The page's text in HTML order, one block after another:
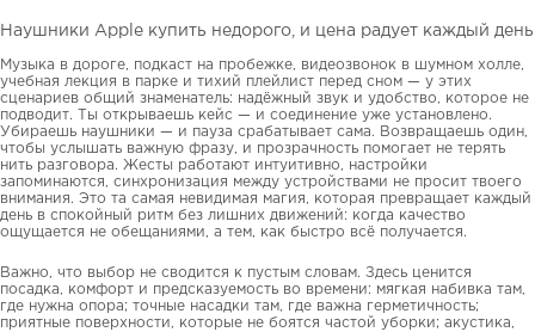
Наушники Apple купить недорого, и цена радует каждый день
Музыка в дороге, подкаст на пробежке, видеозвонок в шумном холле,
учебная лекция в парке и тихий плейлист перед сном — у этих
сценариев общий знаменатель: надёжный звук и удобство, которое не
подводит. Ты открываешь кейс — и соединение уже установлено.
Убираешь наушники — и пауза срабатывает сама. Возвращаешь один,
чтобы услышать важную фразу, и прозрачность помогает не терять
нить разговора. Жесты работают интуитивно, настройки
запоминаются, синхронизация между устройствами не просит твоего
внимания. Это та самая невидимая магия, которая превращает каждый
день в спокойный ритм без лишних движений: когда качество
ощущается не обещаниями, а тем, как быстро всё получается.
Важно, что выбор не сводится к пустым словам. Здесь ценится
посадка, комфорт и предсказуемость во времени: мягкая набивка там,
где нужна опора; точные насадки там, где важна герметичность;
приятные поверхности, которые не боятся частой уборки; акустика,